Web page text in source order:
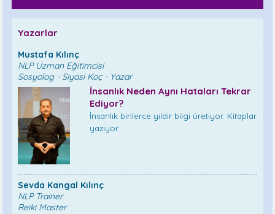
Yazarlar
Mustafa Kılınç
NLP Uzman Eğitimcisi
Sosyolog - Siyasi Koç - Yazar
İnsanlık Neden Aynı Hataları Tekrar
Ediyor?
İnsanlık binlerce yıldır bilgi üretiyor. Kitaplar
yazıyor. ...
Sevda Kangal Kılınç
NLP Trainer
Reiki Master